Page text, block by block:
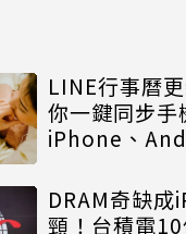
LINE行事曆
你一鍵同步手
iPhone、
DRAM奇缺
頸！台積電